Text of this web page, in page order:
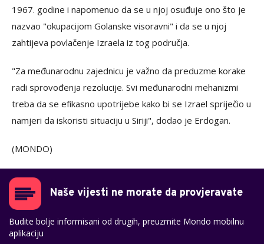
1967. godine i napomenuo da se u njoj osuđuje ono što je
nazvao "okupacijom Golanske visoravni" i da se u njoj
zahtijeva povlačenje Izraela iz tog područja.
"Za međunarodnu zajednicu je važno da preduzme korake
radi sprovođenja rezolucije. Svi međunarodni mehanizmi
treba da se efikasno upotrijebe kako bi se Izrael spriječio u
namjeri da iskoristi situaciju u Siriji", dodao je Erdogan.
(MONDO)
Naše vijesti ne morate da provjeravate
Budite bolje informisani od drugih, preuzmite Mondo mobilnu
aplikaciju